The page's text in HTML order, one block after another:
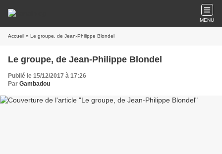
MENU
Accueil » Le groupe, de Jean-Philippe Blondel
Le groupe, de Jean-Philippe Blondel
Publié le 15/12/2017 à 17:26
Par Gambadou